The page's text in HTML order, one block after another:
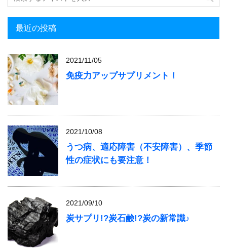
最近の投稿
2021/11/05
免疫力アップサプリメント！
2021/10/08
うつ病、適応障害（不安障害）、季節
性の症状にも要注意！
2021/09/10
炭サプリ!?炭石鹸!?炭の新常識♪